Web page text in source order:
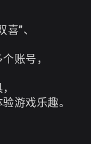
”、
账号，
游戏乐趣。